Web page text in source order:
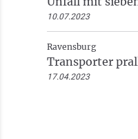
10.07.2023
Ravensburg
Transporter
17.04.2023